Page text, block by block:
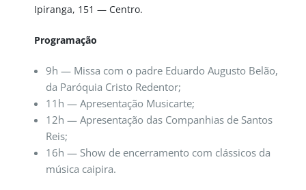
Ipiranga, 151 — Centro.
Programação
9h — Missa com o padre Eduardo Augusto Belão,
da Paróquia Cristo Redentor;
11h — Apresentação Musicarte;
12h — Apresentação das Companhias de Santos
Reis;
16h — Show de encerramento com clássicos da
música caipira.